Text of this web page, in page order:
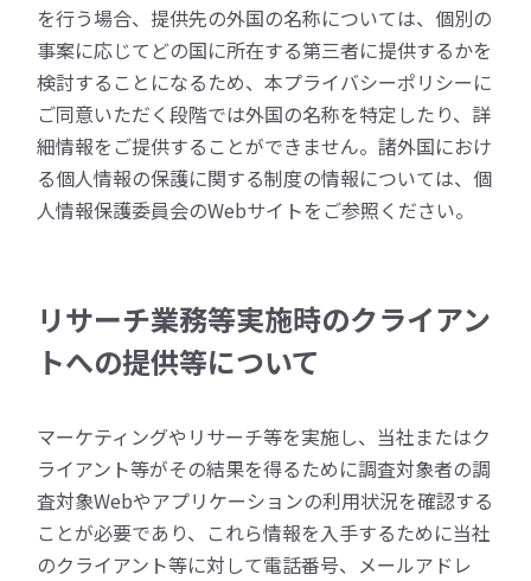
を行う場合、提供先の外国の名称については、個別の
事案に応じてどの国に所在する第三者に提供するかを
検討することになるため、本プライバシーポリシーに
ご同意いただく段階では外国の名称を特定したり、詳
細情報をご提供することができません。諸外国におけ
る個人情報の保護に関する制度の情報については、個
人情報保護委員会のWebサイトをご参照ください。
リサーチ業務等実施時のクライアン
トへの提供等について
マーケティングやリサーチ等を実施し、当社またはク
ライアント等がその結果を得るために調査対象者の調
査対象Webやアプリケーションの利用状況を確認する
ことが必要であり、これら情報を入手するために当社
のクライアント等に対して電話番号、メールアドレ